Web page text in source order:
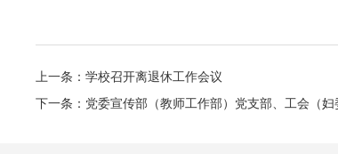
上一条：学校召开离退休工作会议
下一条：党委宣传部（教师工作部）党支部、工会（